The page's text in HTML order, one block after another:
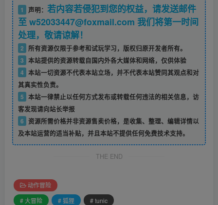
1 声明： 若内容若侵犯到您的权益，请发送邮件
至 w52033447@foxmail.com 我们将第一时间
处理，敬请谅解！
2
所有资源仅限于参考和试玩学习，版权归原开发者所有。
3 本站提供的资源转载自国内外各大媒体和网络，仅供体验
4 本站一切资源不代表本站立场，并不代表本站赞同其观点和对
其真实性负责。
5 本站一律禁止以任何方式发布或转载任何违法的相关信息，访
客发现请向站长举报
6
资源所需价格并非资源售卖价格，是收集、整理、编辑详情以
及本站运营的适当补贴，并且本站不提供任何免费技术支持。
THE END
动作冒险
# 大冒险
# 狐狸 # tunic